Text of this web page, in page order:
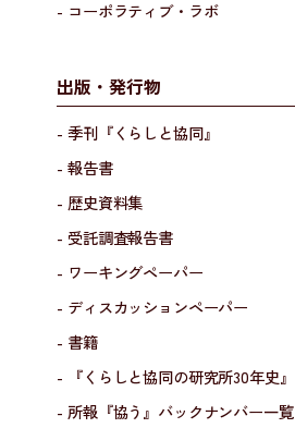
- コーポラティブ・ラボ
出版・発行物
- 季刊『くらしと協同』
- 報告書
- 歴史資料集
- 受託調査報告書
- ワーキングペーパー
- ディスカッションペーパー
- 書籍
- 『くらしと協同の研究所30年史』
- 所報『協う』バックナンバー一覧